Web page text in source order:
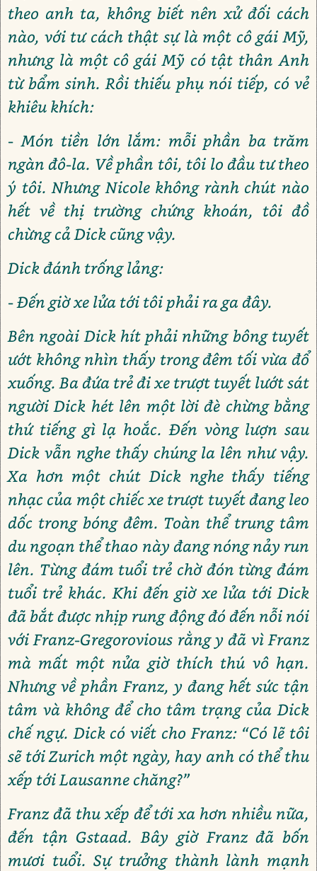
theo anh ta, không biết nên xử đối cách
nào, với tư cách thật sự là một cô gái Mỹ,
nhưng là một cô gái Mỹ có tật thân Anh
từ bẩm sinh. Rồi thiếu phụ nói tiếp, có vẻ
khiêu khích:
- Món tiền lớn lắm: mỗi phần ba trăm
ngàn đô-la. Về phần tôi, tôi lo đầu tư theo
ý tôi. Nhưng Nicole không rành chút nào
hết về thị trường chứng khoán, tôi đồ
chừng cả Dick cũng vậy.
Dick đánh trống lảng:
- Đến giờ xe lửa tới tôi phải ra ga đây.
Bên ngoài Dick hít phải những bông tuyết
ướt không nhìn thấy trong đêm tối vừa đổ
xuống. Ba đứa trẻ đi xe trượt tuyết lướt sát
người Dick hét lên một lời đè chừng bằng
thứ tiếng gì lạ hoắc. Đến vòng lượn sau
Dick vẫn nghe thấy chúng la lên như vậy.
Xa hơn một chút Dick nghe thấy tiếng
nhạc của một chiếc xe trượt tuyết đang leo
dốc trong bóng đêm. Toàn thể trung tâm
du ngoạn thể thao này đang nóng nảy run
lên. Từng đám tuổi trẻ chờ đón từng đám
tuổi trẻ khác. Khi đến giờ xe lửa tới Dick
đã bắt được nhịp rung động đó đến nỗi nói
với Franz-Gregorovious rằng y đã vì Franz
mà mất một nửa giờ thích thú vô hạn.
Nhưng về phần Franz, y đang hết sức tận
tâm và không để cho tâm trạng của Dick
chế ngự. Dick có viết cho Franz: “Có lẽ tôi
sẽ tới Zurich một ngày, hay anh có thể thu
xếp tới Lausanne chăng?”
Franz đã thu xếp để tới xa hơn nhiều nữa,
đến tận Gstaad. Bây giờ Franz đã bốn
mươi tuổi. Sự trưởng thành lành mạnh